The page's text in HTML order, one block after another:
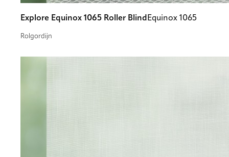
Explore Equinox 1065 Roller Blind Equinox 1065
Rolgordijn